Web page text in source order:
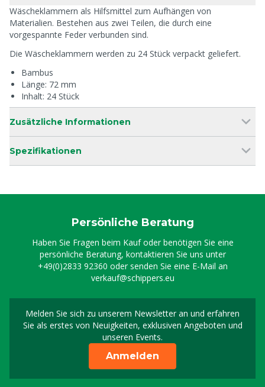
Wäscheklammern als Hilfsmittel zum Aufhängen von
Materialien. Bestehen aus zwei Teilen, die durch eine
vorgespannte Feder verbunden sind.
Die Wäscheklammern werden zu 24 Stück verpackt geliefert.
Bambus
Länge: 72 mm
Inhalt: 24 Stück
Zusätzliche Informationen
Spezifikationen
Persönliche Beratung
Haben Sie Fragen beim Kauf oder benötigen Sie eine
persönliche Beratung, kontaktieren Sie uns unter
+49(0)2833 92360 oder senden Sie eine E-Mail an
verkauf@schippers.eu
Melden Sie sich zu unserem Newsletter an und erfahren
Sie als erstes von Neuigkeiten, exklusiven Angeboten und
unseren Events.
Melden Sie sich für
Anmelden